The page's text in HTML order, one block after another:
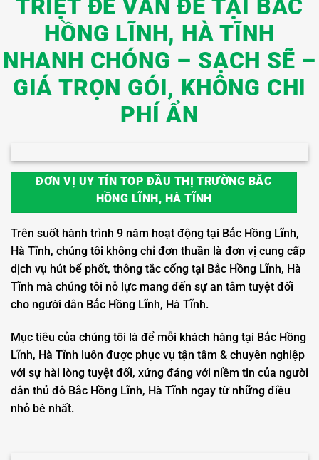
TRIỆT ĐỂ VẤN ĐỀ TẠI BẮC
HỒNG LĨNH, HÀ TĨNH
NHANH CHÓNG – SẠCH SẼ –
GIÁ TRỌN GÓI, KHÔNG CHI
PHÍ ẨN
ĐƠN VỊ UY TÍN TOP ĐẦU THỊ TRƯỜNG BẮC
HỒNG LĨNH, HÀ TĨNH
Trên suốt hành trình 9 năm hoạt động tại Bắc Hồng Lĩnh,
Hà Tĩnh, chúng tôi không chỉ đơn thuần là đơn vị cung cấp
dịch vụ hút bể phốt, thông tắc cống tại Bắc Hồng Lĩnh, Hà
Tĩnh mà chúng tôi nỗ lực mang đến sự an tâm tuyệt đối
cho người dân Bắc Hồng Lĩnh, Hà Tĩnh.
Mục tiêu của chúng tôi là để mỗi khách hàng tại Bắc Hồng
Lĩnh, Hà Tĩnh luôn được phục vụ tận tâm & chuyên nghiệp
với sự hài lòng tuyệt đối, xứng đáng với niềm tin của người
dân thủ đô Bắc Hồng Lĩnh, Hà Tĩnh ngay từ những điều
nhỏ bé nhất.